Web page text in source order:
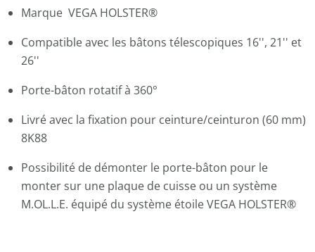
Marque VEGA HOLSTER®
Compatible avec les bâtons télescopiques 16'', 21'' et
26''
Porte-bâton rotatif à 360°
Livré avec la fixation pour ceinture/ceinturon (60 mm)
8K88
Possibilité de démonter le porte-bâton pour le
monter sur une plaque de cuisse ou un système
M.OL.L.E. équipé du système étoile VEGA HOLSTER®